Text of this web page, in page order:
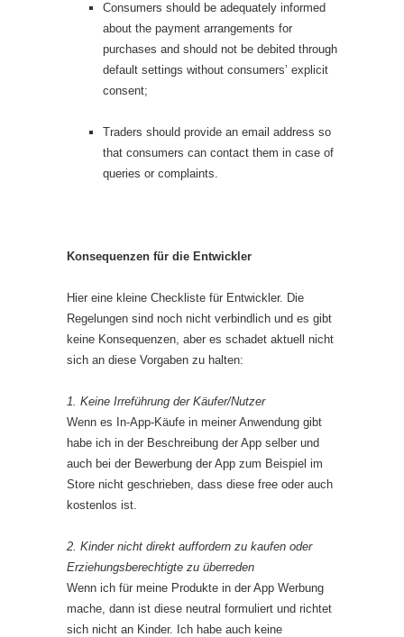
Consumers should be adequately informed
about the payment arrangements for
purchases and should not be debited through
default settings without consumers’ explicit
consent;
Traders should provide an email address so
that consumers can contact them in case of
queries or complaints.
Konsequenzen für die Entwickler
Hier eine kleine Checkliste für Entwickler. Die
Regelungen sind noch nicht verbindlich und es gibt
keine Konsequenzen, aber es schadet aktuell nicht
sich an diese Vorgaben zu halten:
1. Keine Irreführung der Käufer/Nutzer
Wenn es In-App-Käufe in meiner Anwendung gibt
habe ich in der Beschreibung der App selber und
auch bei der Bewerbung der App zum Beispiel im
Store nicht geschrieben, dass diese free oder auch
kostenlos ist.
2. Kinder nicht direkt auffordern zu kaufen oder
Erziehungsberechtigte zu überreden
Wenn ich für meine Produkte in der App Werbung
mache, dann ist diese neutral formuliert und richtet
sich nicht an Kinder. Ich habe auch keine